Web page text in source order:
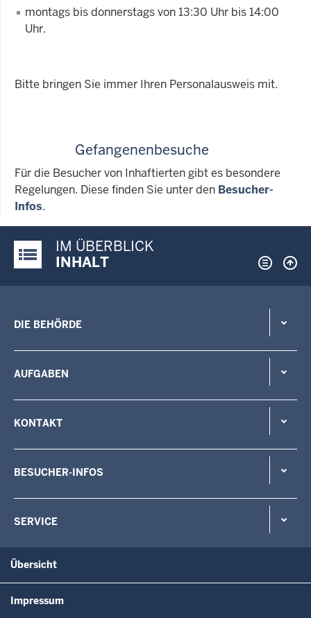
montags bis donnerstags von 13:30 Uhr bis 14:00
Uhr.
Bitte bringen Sie immer Ihren Personalausweis mit.
Gefangenenbesuche
Für die Besucher von Inhaftierten gibt es besondere
Regelungen. Diese finden Sie unter den Besucher-
Infos.
Justiz-Portal im Überblick:
IM ÜBERBLICK
INHALT
DIE BEHÖRDE
AUFGABEN
KONTAKT
BESUCHER-INFOS
SERVICE
Übersicht
Impressum